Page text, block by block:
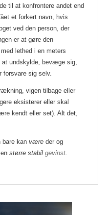
til at konfrontere andet end
et forkert navn, hvis
ved den person, der
er at gøre den
lethed i en meters
at undskylde, bevæge sig,
forsvare sig selv.
vigen tilbage eller
eksisterer eller skal
kendt eller set). Alt det,
bare kan være der og
større stabil gevinst